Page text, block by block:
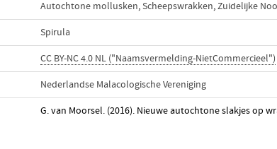
Autochtone mollusken,Scheepswrakken,Zuidelijke
Spirula
CC BY-NC 4.0 NL ("Naamsvermelding-NietCommercieel")
Nederlandse Malacologische Vereniging
G. van Moorsel. (2016). Nieuwe autochtone slakjes op